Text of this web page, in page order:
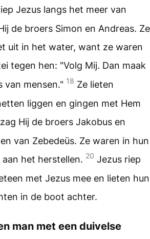
Jezus langs het meer van
de broers Simon en Andreas. Ze
uit in het water, want ze waren
tegen hen: "Volg Mij. Dan maak
van mensen." 18 Ze lieten
liggen en gingen met Hem
Hij de broers Jakobus en
van Zebedeüs. Ze waren in hun
het herstellen. 20 Jezus riep
met Jezus mee en lieten hun
in de boot achter.
man met een duivelse